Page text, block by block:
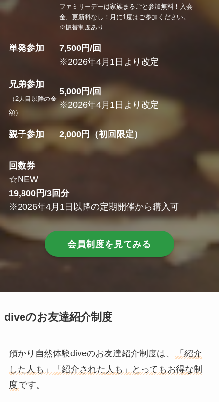
ファミリーデーは家族まるごと参加無料！入会
金、更新料なし！月に1度はご参加ください。
※振替制度あり
単発参加
7,500円/回
※2026年4月1日より改定
兄弟参加
（2人目以降の金
額）
5,000円/回
※2026年4月1日より改定
親子参加 2,000円（初回限定）
回数券
☆NEW
19,800円/3回分
※2026年4月1日以降の定期開催から購入可
会員制度を見てみる
diveのお友達紹介制度
預かり自然体験diveのお友達紹介制度は、
「紹介
した人も」「紹介された人も」とってもお得な制
度 です。